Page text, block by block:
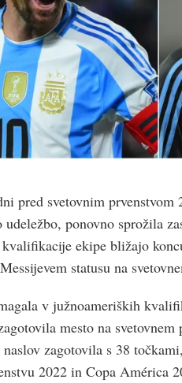
pred svetovnim
ponovno sprožila
ekipe bližajo
statusu na
v južnoameriških
mesto na svetovnem
zagotovila s 38
2022 in Copa América